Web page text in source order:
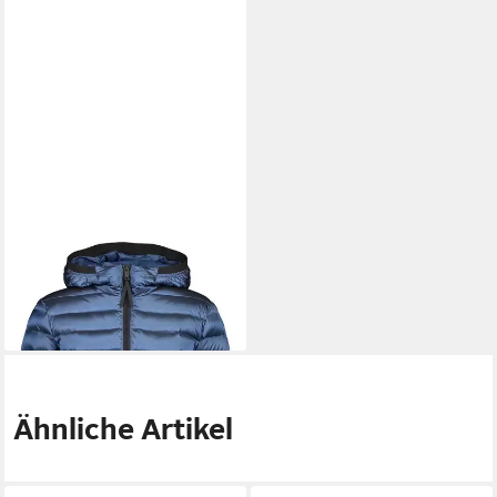
Anorak WOMAN
JACKET FIX HOOD SUGAR
132,99 €
Ähnliche Artikel